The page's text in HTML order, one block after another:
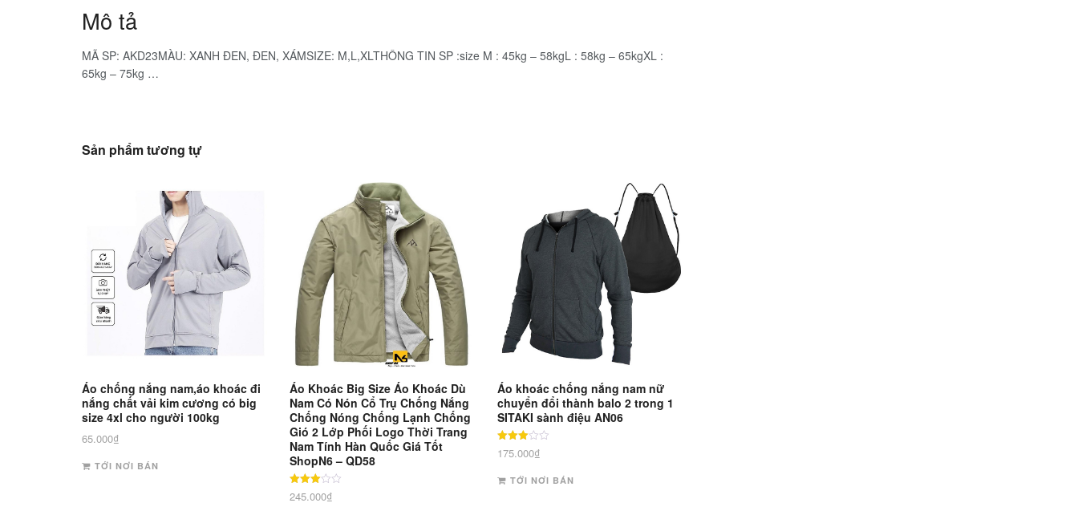
Mô tả
MÃ SP: AKD23MÀU: XANH ĐEN, ĐEN, XÁMSIZE: M,L,XLTHÔNG TIN SP :size M : 45kg – 58kgL : 58kg – 65kgXL :
65kg – 75kg …
Sản phẩm tương tự
Áo chống nắng nam,áo khoác đi
nắng chất vải kim cương có big
size 4xl cho người 100kg
65.000₫
TỚI NƠI BÁN
Áo Khoác Big Size Áo Khoác Dù
Nam Có Nón Cổ Trụ Chống Nắng
Chống Nóng Chống Lạnh Chống
Gió 2 Lớp Phối Logo Thời Trang
Nam Tính Hàn Quốc Giá Tốt
ShopN6 – QD58
Được
xếp
245.000₫
Áo khoác chống nắng nam nữ
chuyển đổi thành balo 2 trong 1
SITAKI sành điệu AN06
Được
xếp
3
5 sao
175.000₫
TỚI NƠI BÁN